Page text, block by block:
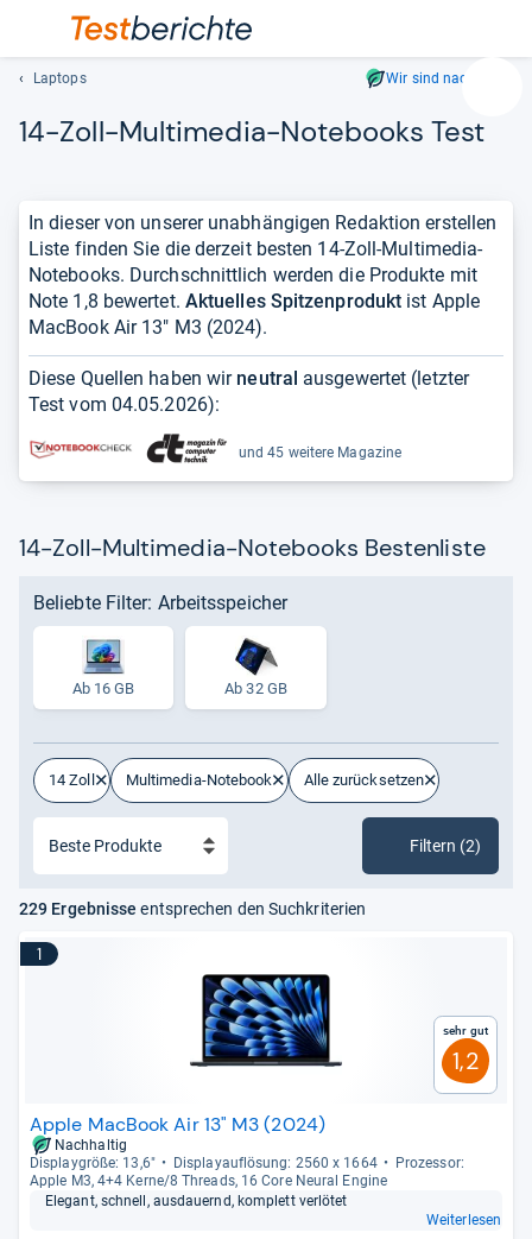
Geben
Zeichen
ein.
und
lassen
Laptops Wir sind nachhaltig
14-​Zoll-​Mul­ti­me­dia-​Note­books Test
In dieser von unserer unabhängigen Redaktion erstellen
Liste finden Sie die derzeit besten 14-Zoll-Multimedia-
Notebooks. Durchschnittlich werden die Produkte mit
Note 1,8 bewertet. Aktuelles Spitzenprodukt ist Apple
MacBook Air 13" M3 (2024).
Diese Quellen haben wir neutral ausgewertet (letzter
Test vom 04.05.2026):
und 45 weitere Magazine
14-Zoll-Multimedia-Notebooks Bestenliste
Beliebte Filter: Arbeitsspeicher
Ab 16 GB Ab 32 GB
14 Zoll Multimedia-Notebook Alle zurücksetzen
Filtern (2)
229 Ergebnisse entsprechen den Suchkriterien
1
Sehr gut
1,2
Apple MacBook Air 13" M3 (2024)
Nachhaltig
Dis­play­größe: 13,6"
Dis­pla­yauf­lö­sung: 2560 x 1664
Pro­zes­sor:
Apple M3, 4+4 Kerne/8 Threads, 16 Core Neural Engine
Ele­gant, schnell, aus­dau­ernd, kom­plett ver­lö­tet
Weiterlesen